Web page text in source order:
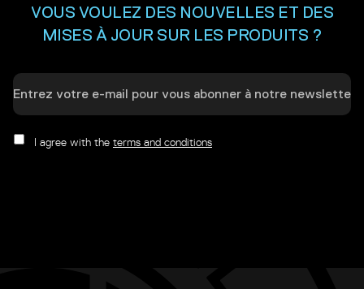
VOUS VOULEZ DES NOUVELLES ET DES
MISES À JOUR SUR LES PRODUITS ?
I agree with the terms and conditions